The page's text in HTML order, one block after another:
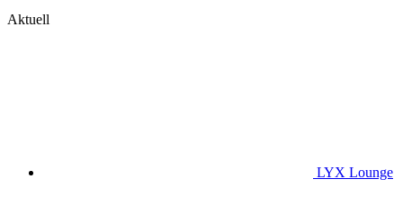
Aktuell
LYX Lounge